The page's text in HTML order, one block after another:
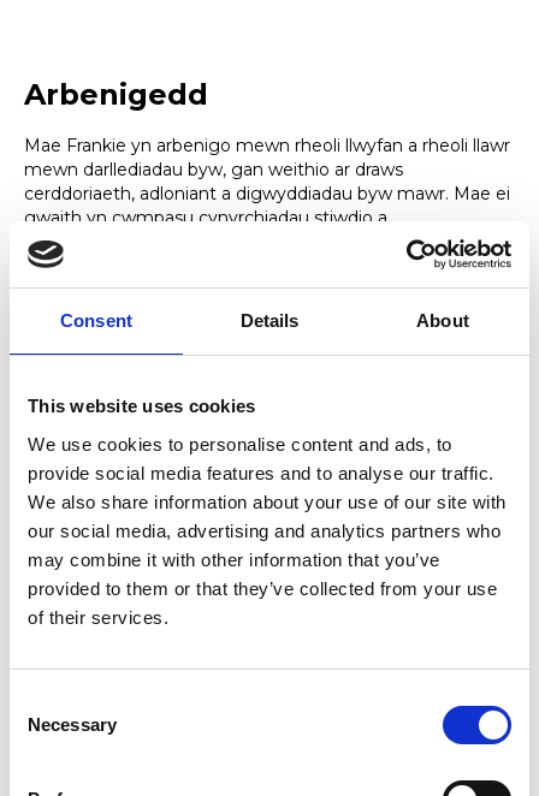
Consent Details About
This website uses cookies
We use cookies to personalise content and ads, to
provide social media features and to analyse our traffic.
We also share information about your use of our site with
our social media, advertising and analytics partners who
may combine it with other information that you’ve
provided to them or that they’ve collected from your use
of their services.
Selection
Necessary
Arbenigedd
Mae Frankie yn arbenigo mewn rheoli llwyfan a rheoli llawr
mewn darllediadau byw, gan weithio ar draws
cerddoriaeth, adloniant a digwyddiadau byw mawr. Mae ei
gwaith yn cwmpasu cynyrchiadau stiwdio a
pherfformiadau mawr yn yr awyr agored, yn aml mewn
amgylcheddau prysur, dan bwysau mawr.
yn goruchwylio cynyrchiadau mewn addysg uwch, gan
gefnogi myfyrwyr i ddatblygu sgiliau rheoli llwyfan
Llwyddiannau nodedig
Mae Frankie wedi gweithio ar amrywiaeth eang o
gynyrchiadau mawr gan y BBC, gan gynnwys
cystadleuaeth BBC Canwr y Byd Caerdydd a
chystadleuaeth Cerddor Ifanc y BBC. Mae ei llwyddiannau
Hi oedd y rheolwr llawr ar adeg ymweliad y Brenin ag
Eglwys Gadeiriol Llandaf yn dilyn marwolaeth y Frenhines.
Mae ei gwaith ehangach mewn darlledu a digwyddiadau